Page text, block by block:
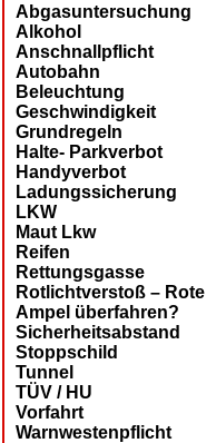
Abgasuntersuchung
Alkohol
Anschnallpflicht
Autobahn
Beleuchtung
Geschwindigkeit
Grundregeln
Halte- Parkverbot
Handyverbot
Ladungssicherung
LKW
Maut Lkw
Reifen
Rettungsgasse
Rotlichtverstoß – Rote
Ampel überfahren?
Sicherheitsabstand
Stoppschild
Tunnel
TÜV / HU
Vorfahrt
Warnwestenpflicht